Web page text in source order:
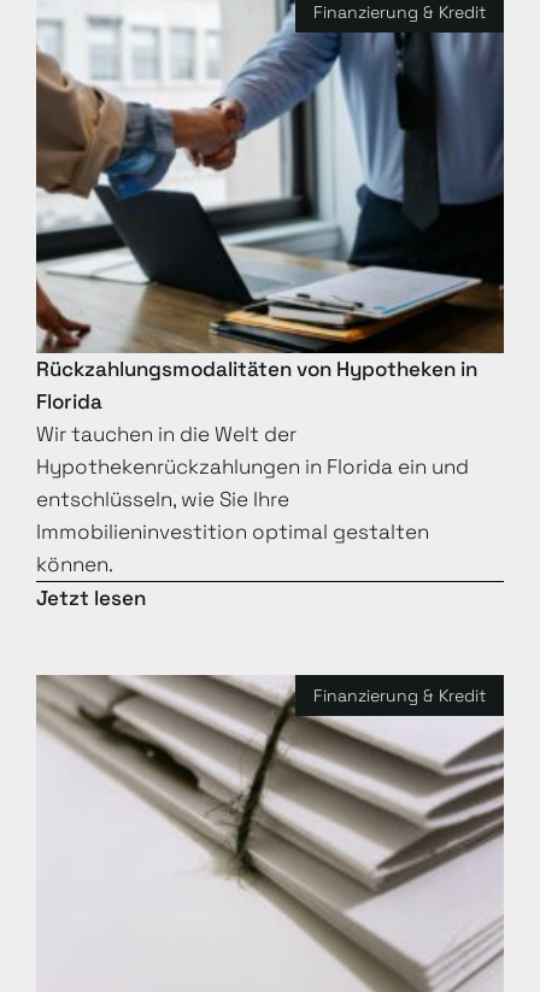
Finanzierung & Kredit
Rückzahlungsmodalitäten von Hypotheken in
Florida
Wir tauchen in die Welt der
Hypothekenrückzahlungen in Florida ein und
entschlüsseln, wie Sie Ihre
Immobilieninvestition optimal gestalten
können.
Jetzt lesen
Finanzierung & Kredit